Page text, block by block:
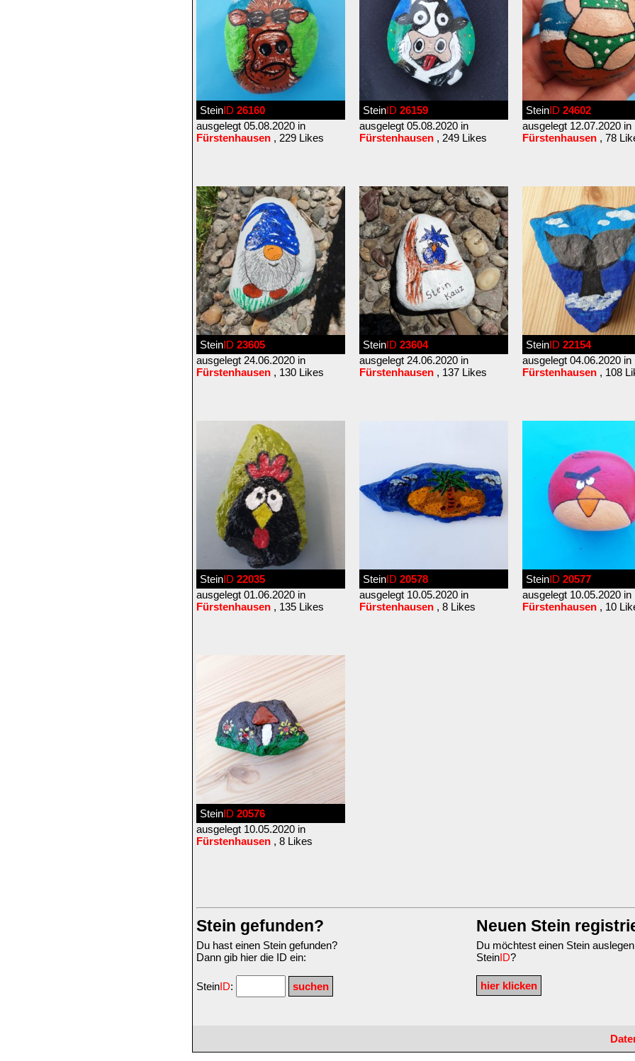
SteinID 26160
ausgelegt 05.08.2020 in
Fürstenhausen , 229 Likes
SteinID 26159
ausgelegt 05.08.2020 in
Fürstenhausen , 249 Likes
SteinID 24602
ausgelegt 12.07.2020 in
Fürstenhausen , 78
SteinID 23605
ausgelegt 24.06.2020 in
Fürstenhausen , 130 Likes
SteinID 23604
ausgelegt 24.06.2020 in
Fürstenhausen , 137 Likes
SteinID 22154
ausgelegt 04.06.2020 in
Fürstenhausen , 108
SteinID 22035
ausgelegt 01.06.2020 in
Fürstenhausen , 135 Likes
SteinID 20578
ausgelegt 10.05.2020 in
Fürstenhausen , 8 Likes
SteinID 20577
ausgelegt 10.05.2020 in
Fürstenhausen , 10
SteinID 20576
ausgelegt 10.05.2020 in
Fürstenhausen , 8 Likes
Stein gefunden?
Du hast einen Stein gefunden?
Dann gib hier die ID ein:
SteinID:
Neuen Stein
Du möchtest einen Stein
SteinID?
hier klicken